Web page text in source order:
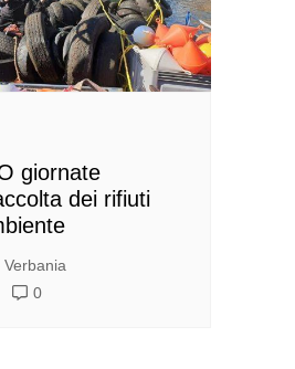
giornate
dei rifiuti
0